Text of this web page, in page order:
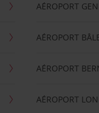
AÉROPORT
AÉROPORT
AÉROPORT
AÉROPORT